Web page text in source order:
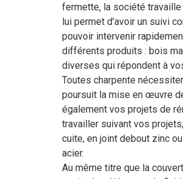
fermette, la société
lui permet d’avoir un suivi
pouvoir intervenir
différents produits : bois
diverses qui répondent à
Toutes charpente
poursuit la mise en œuvre
également vos projets de
travailler suivant vos
cuite, en joint debout zinc
acier.
Au même titre que la